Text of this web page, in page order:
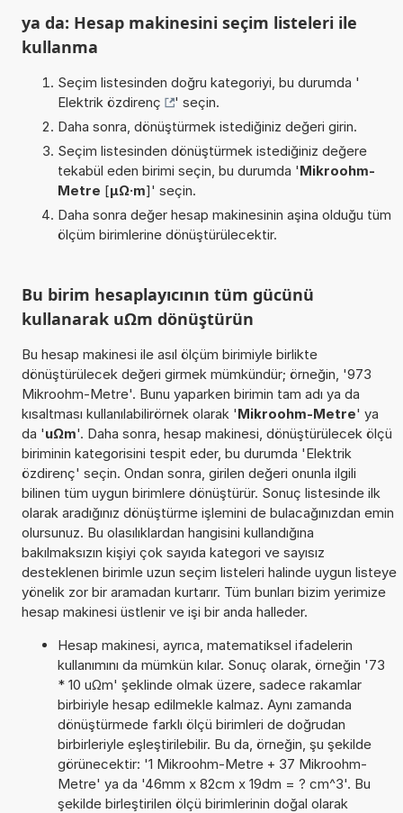
ya da: Hesap makinesini seçim listeleri ile
kullanma
Seçim listesinden doğru kategoriyi, bu durumda '
Elektrik özdirenç
' seçin.
Daha sonra, dönüştürmek istediğiniz değeri girin.
Seçim listesinden dönüştürmek istediğiniz değere
tekabül eden birimi seçin, bu durumda 'Mikroohm-
Metre [µΩ·m]' seçin.
Daha sonra değer hesap makinesinin aşina olduğu tüm
ölçüm birimlerine dönüştürülecektir.
Bu birim hesaplayıcının tüm gücünü
kullanarak uΩm dönüştürün
Bu hesap makinesi ile asıl ölçüm birimiyle birlikte
dönüştürülecek değeri girmek mümkündür; örneğin, '973
Mikroohm-Metre'. Bunu yaparken birimin tam adı ya da
kısaltması kullanılabilirörnek olarak 'Mikroohm-Metre' ya
da 'uΩm'. Daha sonra, hesap makinesi, dönüştürülecek ölçü
biriminin kategorisini tespit eder, bu durumda 'Elektrik
özdirenç' seçin. Ondan sonra, girilen değeri onunla ilgili
bilinen tüm uygun birimlere dönüştürür. Sonuç listesinde ilk
olarak aradığınız dönüştürme işlemini de bulacağınızdan emin
olursunuz. Bu olasılıklardan hangisini kullandığına
bakılmaksızın kişiyi çok sayıda kategori ve sayısız
desteklenen birimle uzun seçim listeleri halinde uygun listeye
yönelik zor bir aramadan kurtarır. Tüm bunları bizim yerimize
hesap makinesi üstlenir ve işi bir anda halleder.
Hesap makinesi, ayrıca, matematiksel ifadelerin
kullanımını da mümkün kılar. Sonuç olarak, örneğin '73
* 10 uΩm' şeklinde olmak üzere, sadece rakamlar
birbiriyle hesap edilmekle kalmaz. Aynı zamanda
dönüştürmede farklı ölçü birimleri de doğrudan
birbirleriyle eşleştirilebilir. Bu da, örneğin, şu şekilde
görünecektir: '1 Mikroohm-Metre + 37 Mikroohm-
Metre' ya da '46mm x 82cm x 19dm = ? cm^3'. Bu
şekilde birleştirilen ölçü birimlerinin doğal olarak